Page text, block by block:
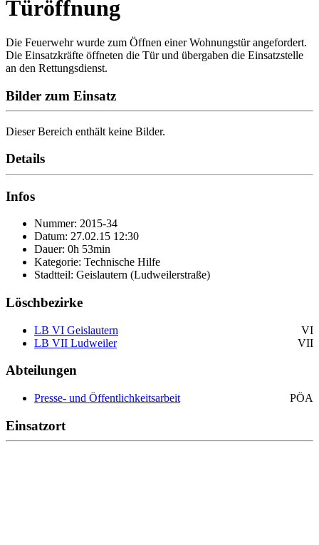
Türöffnung
Die Feuerwehr wurde zum Öffnen einer Wohnungstür angefordert.
Die Einsatzkräfte öffneten die Tür und übergaben die Einsatzstelle
an den Rettungsdienst.
Bilder zum Einsatz
Dieser Bereich enthält keine Bilder.
Details
Infos
Nummer: 2015-34
Datum: 27.02.15 12:30
Dauer: 0h 53min
Kategorie: Technische Hilfe
Stadtteil: Geislautern (Ludweilerstraße)
Löschbezirke
LB VI Geislautern
VI
LB VII Ludweiler
VII
Abteilungen
Presse- und Öffentlichkeitsarbeit PÖA
Einsatzort